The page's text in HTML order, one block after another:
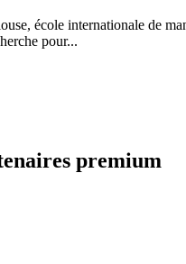
école internationale de
pour...
premium